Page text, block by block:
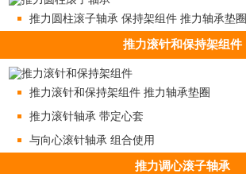
推力圆柱滚子轴承 保持架组件 推力轴承垫圈
推力滚针和保持架组件
推力滚针和保持架组件 推力轴承垫圈
推力滚针轴承 带定心套
与向心滚针轴承 组合使用
推力调心滚子轴承